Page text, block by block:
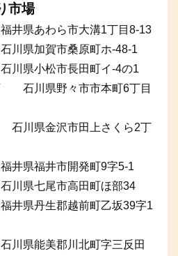
市場
県あわら市大溝1丁目8-13
県加賀市桑原町ホ-48-1
県小松市長田町イ-4の1
石川県野々市市本町6丁目
川県金沢市田上さくら2丁
県福井市開発町9字5-1
県七尾市高田町ほ部34
県丹生郡越前町乙坂39字1
県能美郡川北町字三反田